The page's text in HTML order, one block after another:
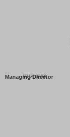
Managing Director
एम एम तामाङ